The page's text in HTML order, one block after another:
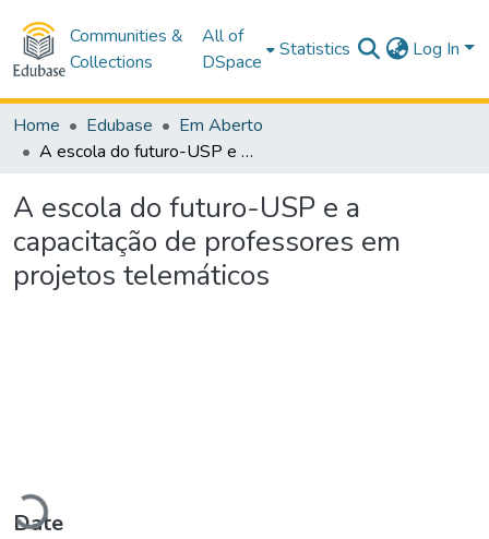
Communities &
Collections
All of
DSpace
Statistics Log In
Home Edubase
Em Aberto
A escola do futuro-USP e a capacitação de professores em projetos telemáticos
A escola do futuro-USP e a
capacitação de professores em
projetos telemáticos
Loading...
Date